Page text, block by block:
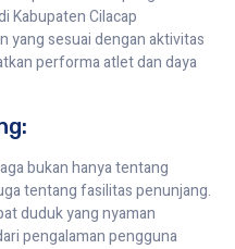
Kabupaten Cilacap
yang sesuai dengan aktivitas
performa atlet dan daya
bukan hanya tentang
tentang fasilitas penunjang.
duduk yang nyaman
pengalaman pengguna